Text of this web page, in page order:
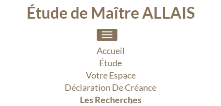
Étude de Maître ALLAIS
Toggle
navigation
Accueil
Étude
Votre Espace
Déclaration De Créance
Les Recherches